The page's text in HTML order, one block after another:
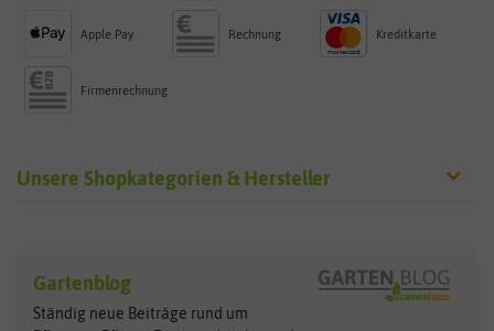
Apple Pay Rechnung Kreditkarte
Firmenrechnung
Unsere Shopkategorien & Hersteller
Exotische Samen
Gemüsesamen
Arche Noah Clever Pots
Gartenblog
Ständig neue Beiträge rund um